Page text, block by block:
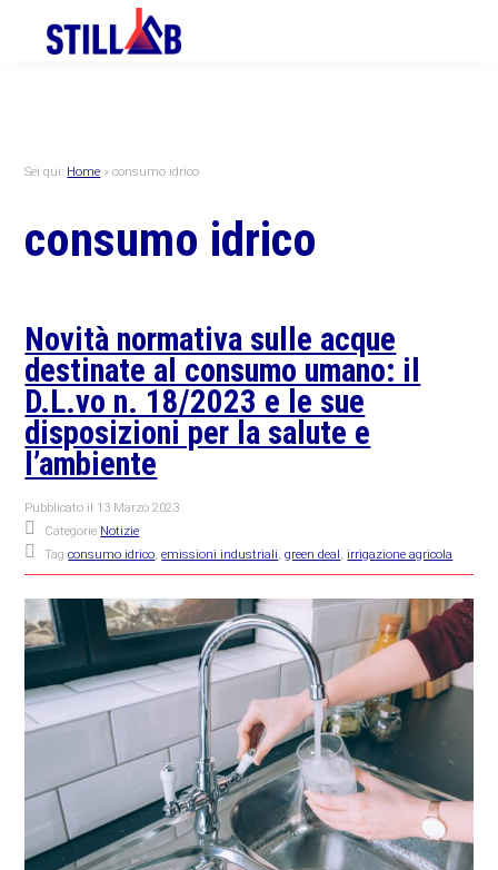
primary
primary
Sei qui: Home »consumo idrico
consumo idrico
Novità normativa sulle acque
destinate al consumo umano: il
D.L.vo n. 18/2023 e le sue
disposizioni per la salute e
l’ambiente
Pubblicato il 13 Marzo 2023
Categorie Notizie
Tagconsumo idrico ,emissioni industriali ,green deal irrigazione agricola